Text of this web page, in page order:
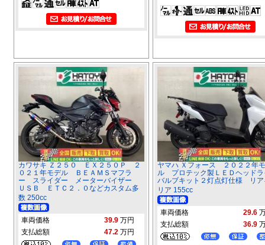
カワサキ Ｚ２５０ ＥＸ２５０Ｐ ２
０２１年モデル ＢＥＡＭＳマフラ
ー スライダー メーターバイザー
ＵＳＢ ＥＴＣ２．０などカスタム多
数 250cc
車両価格 39.9 万円
支払総額
47.2 万円
ヤマハ Ｘフォース ２０２２年
ル プロテック製ＬＥＤヘッドラ
バルブキット２灯点灯仕様 リア
リア 155cc
車両価格 29.6
支払総額
36.9